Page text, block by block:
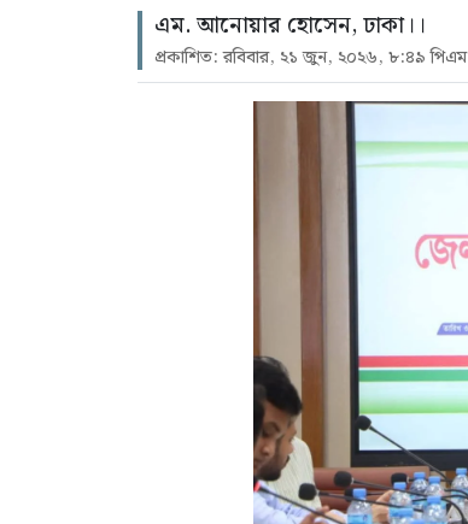
এম. আনোয়ার হোসেন, ঢাকা।।
প্রকাশিত: রবিবার, ২১ জুন, ২০২৬, ৮:৪৯ পিএম